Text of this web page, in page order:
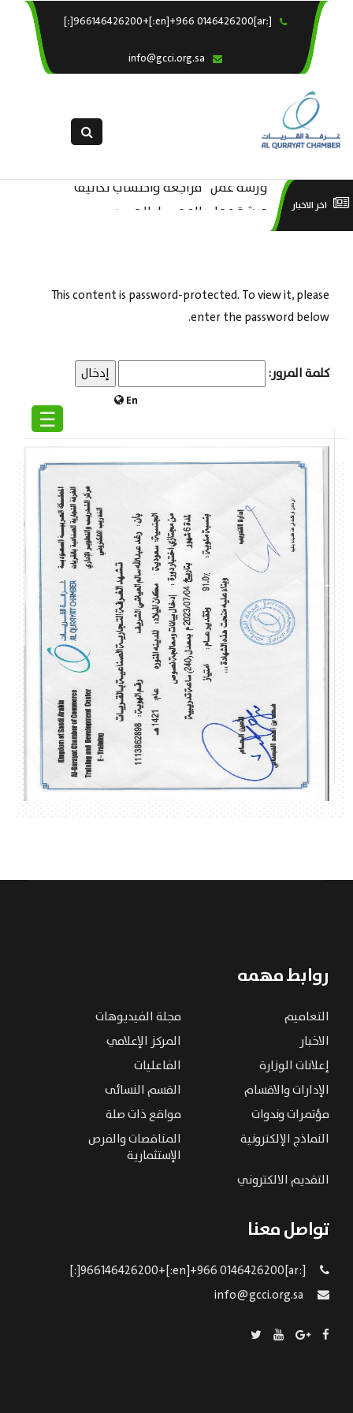
[:ar]966146426200+[:en]+966 0146426200[:]
En
☰
×
خدماتنا
التقديم الالكترونى
اخر الاخبار
ورشة عمل “مراجعة واحتساب تكاليف
ورشة عمل : العمـــــل الحـــــر
This content is password-protected. To view it, please
enter the password below.
كلمة المرور:
روابط مهمه
التعاميم
مجلة الفيديوهات
الاخبار
المركز الإعلامي
إعلانات الوزارة
الفاعليات
الإدارات والاقسام
القسم النسائى
مؤتمرات وندوات
مواقع ذات صلة
النماذج الإلكترونية
المناقصات والفرص
الإستثمارية
التقديم الالكتروني
تواصل معنا
[:ar]966146426200+[:en]+966 0146426200[:]